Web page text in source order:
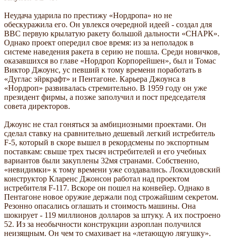
Неудача ударила по престижу «Нордропа» но не
обескуражила его. Он увлекся очередной идеей - создал для
ВВС первую крылатую ракету большой дальности «СНАРК».
Однако проект опередил свое время: из за неполадок в
системе наведения ракета в серию не пошла. Среди новичков,
оказавшихся во главе «Нордроп Корпорейшен», был и Томас
Виктор Джоунс, ус певший к тому времени поработать в
«Дуглас эйркрафт» и Пентагоне. Карьера Джоунса в
«Нордроп» развивалась стремительно. В 1959 году он уже
президент фирмы, а позже заполучил и пост председателя
совета директоров.
Джоунс не стал гоняться за амбициозными проектами. Он
сделал ставку на сравнительно дешевый легкий истребитель
F-5, который в скоре вышел в рекордсмены по экспортным
поставкам: свыше трех тысяч истребителей и его учебных
вариантов были закуплены 32мя странами. Собственно,
«невидимки» к тому времени уже создавались. Локхидовский
конструктор Кларенс Джонсон работал над проектом
истребителя F-117. Вскоре он пошел на конвейер. Однако в
Пентагоне новое оружие держали под строжайшим секретом.
Резонно опасались оглашать и стоимость машины. Она
шокирует - 119 миллионов долларов за штуку. А их построено
52. Из за необычности конструкции аэроплан получился
неизящным. Он чем то смахивает на «летающую лягушку».